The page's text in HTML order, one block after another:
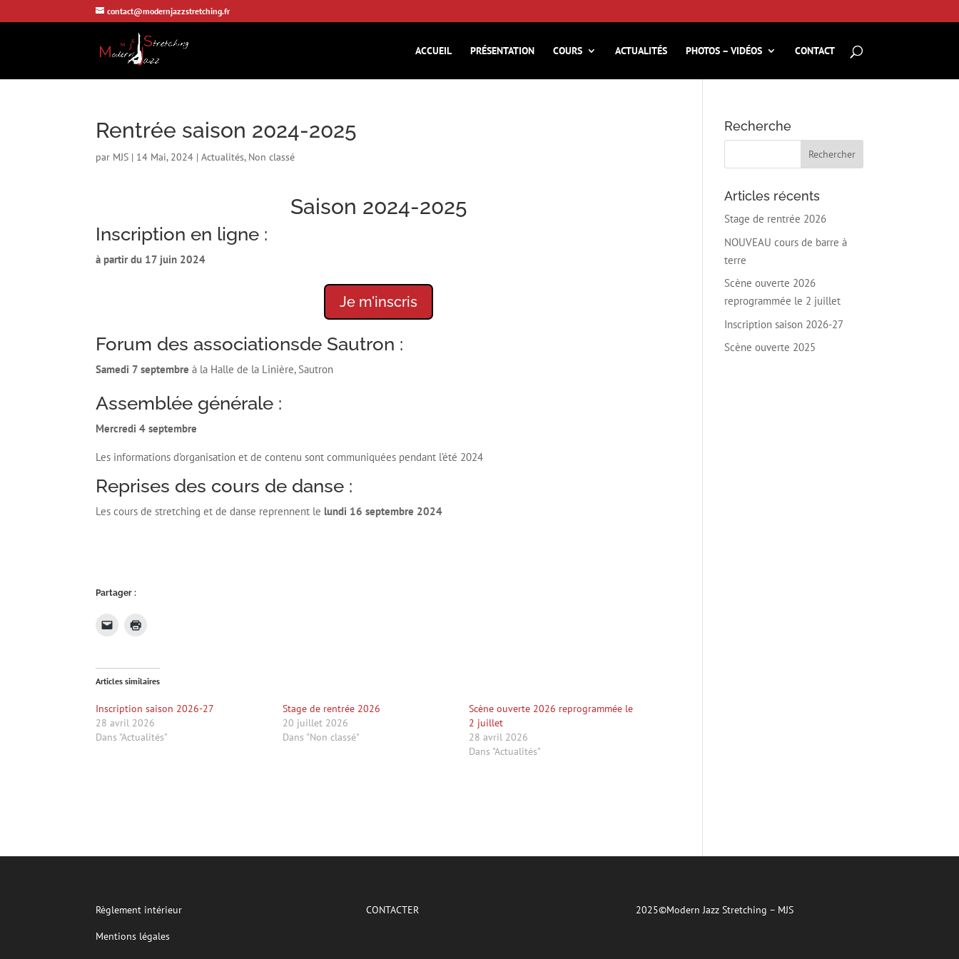
contact@modernjazzstretching.fr
ACCUEIL PRÉSENTATION COURS ACTUALITÉS PHOTOS – VIDÉOS CONTACT
Rentrée saison 2024-2025
par MJS | 14 Mai, 2024 |Actualités, Non classé
Saison 2024-2025
Inscription en ligne :
à partir du 17 juin 2024
Je m'inscris
Forum des associationsde Sautron :
Samedi 7 septembre à la Halle de la Linière, Sautron
Assemblée générale :
Mercredi 4 septembre
Les informations d’organisation et de contenu sont communiquées pendant l’été 2024
Reprises des cours de danse :
Les cours de stretching et de danse reprennent le lundi 16 septembre 2024
Partager :
Articles similaires
Inscription saison 2026-27
28 avril 2026
Dans "Actualités"
Stage de rentrée 2026
20 juillet 2026
Dans "Non classé"
Scène ouverte 2026 reprogrammée le
2 juillet
28 avril 2026
Dans "Actualités"
Recherche
Articles récents
Stage de rentrée 2026
NOUVEAU cours de barre à
terre
Scène ouverte 2026
reprogrammée le 2 juillet
Inscription saison 2026-27
Scène ouverte 2025
Règlement intérieur
Mentions légales
CONTACTER 2025©Modern Jazz Stretching – MJS